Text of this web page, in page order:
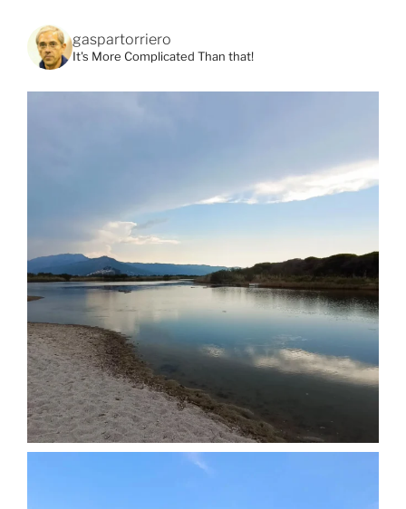
gaspartorriero
It's More Complicated Than that!